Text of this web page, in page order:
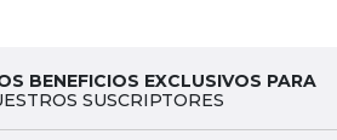
BENEFICIOS EXCLUSIVOS PARA
SUSCRIPTORES